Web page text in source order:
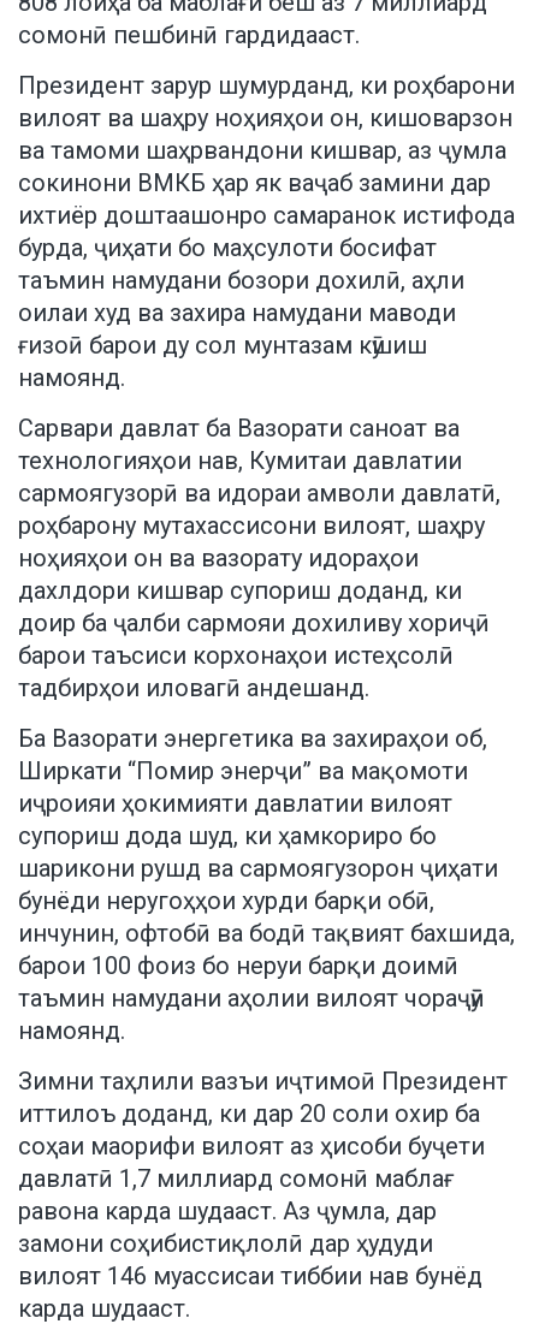
сомонӣ пешбинӣ гардидааст.
Президент зарур шумурданд, ки роҳбарони
вилоят ва шаҳру ноҳияҳои он, кишоварзон
ва тамоми шаҳрвандони кишвар, аз ҷумла
сокинони ВМКБ ҳар як ваҷаб замини дар
ихтиёр доштаашонро самаранок истифода
бурда, ҷиҳати бо маҳсулоти босифат
таъмин намудани бозори дохилӣ, аҳли
оилаи худ ва захира намудани маводи
ғизоӣ барои ду сол мунтазам кӯшиш
намоянд.
Сарвари давлат ба Вазорати саноат ва
технологияҳои нав, Кумитаи давлатии
сармоягузорӣ ва идораи амволи давлатӣ,
роҳбарону мутахассисони вилоят, шаҳру
ноҳияҳои он ва вазорату идораҳои
дахлдори кишвар супориш доданд, ки
доир ба ҷалби сармояи дохиливу хориҷӣ
барои таъсиси корхонаҳои истеҳсолӣ
тадбирҳои иловагӣ андешанд.
Ба Вазорати энергетика ва захираҳои об,
Ширкати “Помир энерҷи” ва мақомоти
иҷроияи ҳокимияти давлатии вилоят
супориш дода шуд, ки ҳамкориро бо
шарикони рушд ва сармоягузорон ҷиҳати
бунёди неругоҳҳои хурди барқи обӣ,
инчунин, офтобӣ ва бодӣ тақвият бахшида,
барои 100 фоиз бо неруи барқи доимӣ
таъмин намудани аҳолии вилоят чораҷӯӣ
намоянд.
Зимни таҳлили вазъи иҷтимоӣ Президент
иттилоъ доданд, ки дар 20 соли охир ба
соҳаи маорифи вилоят аз ҳисоби буҷети
давлатӣ 1,7 миллиард сомонӣ маблағ
равона карда шудааст. Аз ҷумла, дар
замони соҳибистиқлолӣ дар ҳудуди
вилоят 146 муассисаи тиббии нав бунёд
карда шудааст.